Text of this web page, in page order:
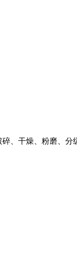
、干燥、粉磨、